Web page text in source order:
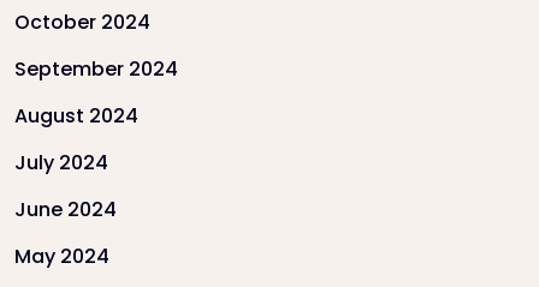
October 2024
September 2024
August 2024
July 2024
June 2024
May 2024